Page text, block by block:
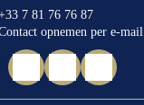
7 81 76 76 87
opnemen per e-mail